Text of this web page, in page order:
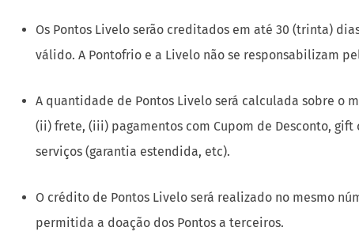
Os Pontos Livelo serão creditados em até 30 (trinta)
válido. A Pontofrio e a Livelo não se responsabilizam
A quantidade de Pontos Livelo será calculada sobre o
(ii) frete, (iii) pagamentos com Cupom de Desconto,
serviços (garantia estendida, etc).
O crédito de Pontos Livelo será realizado no mesmo
permitida a doação dos Pontos a terceiros.